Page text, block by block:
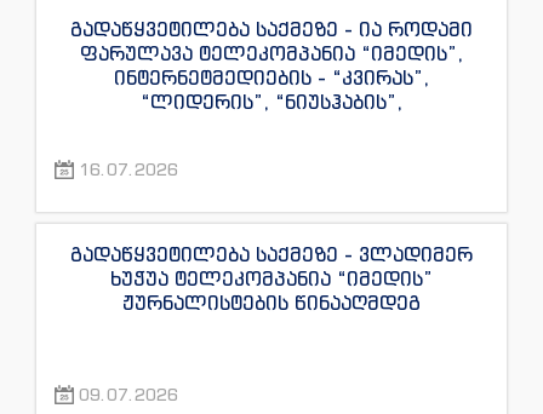
გადაწყვეტილება საქმეზე - ია როდამი
ფარულავა ტელეკომპანია “იმედის”,
ინტერნეტმედიების - “კვირას”,
“ლიდერის”, “ნიუსჰაბის”,
“ექსკლუზივტივის” ჟურნალისტების
16.07.2026
გადაწყვეტილება საქმეზე - ვლადიმერ
ხუჭუა ტელეკომპანია “იმედის”
ჟურნალისტების წინააღმდეგ
09.07.2026